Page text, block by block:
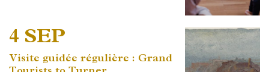
4 SEP
Visite guidée régulière : Grand